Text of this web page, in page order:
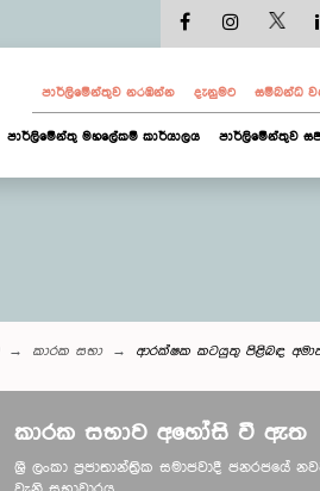
පාර්ලි‌මේන්තුව නරඹන්න දැනුමට සම්බන්ධ
පාර්ලිමේන්තු මහලේකම් කාර්යාලය පාර්ලිමේන්තුව
කාරක සභා ආරක්ෂක කටයුතු පිළිබඳ
කාරක සභාව අහෝසි වී ඇත
ශ්‍රී ලංකා ප්‍රජාතාන්ත්‍රික සමාජවාදී ජනරජයේ